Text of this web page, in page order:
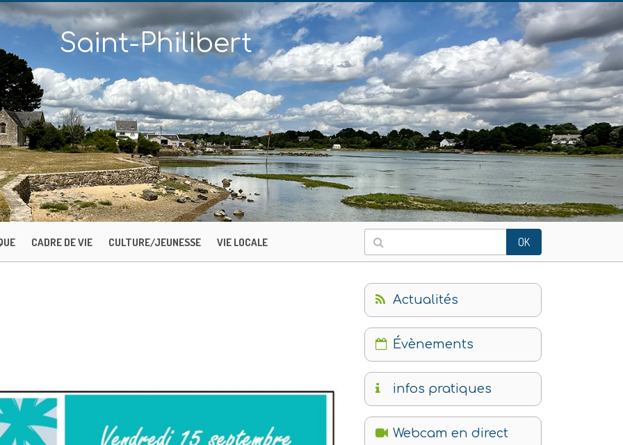
Saint-Philibert
CADRE DE VIE CULTURE/JEUNESSE VIE LOCALE OK
Actualités
Évènements
infos pratiques
Webcam en direct